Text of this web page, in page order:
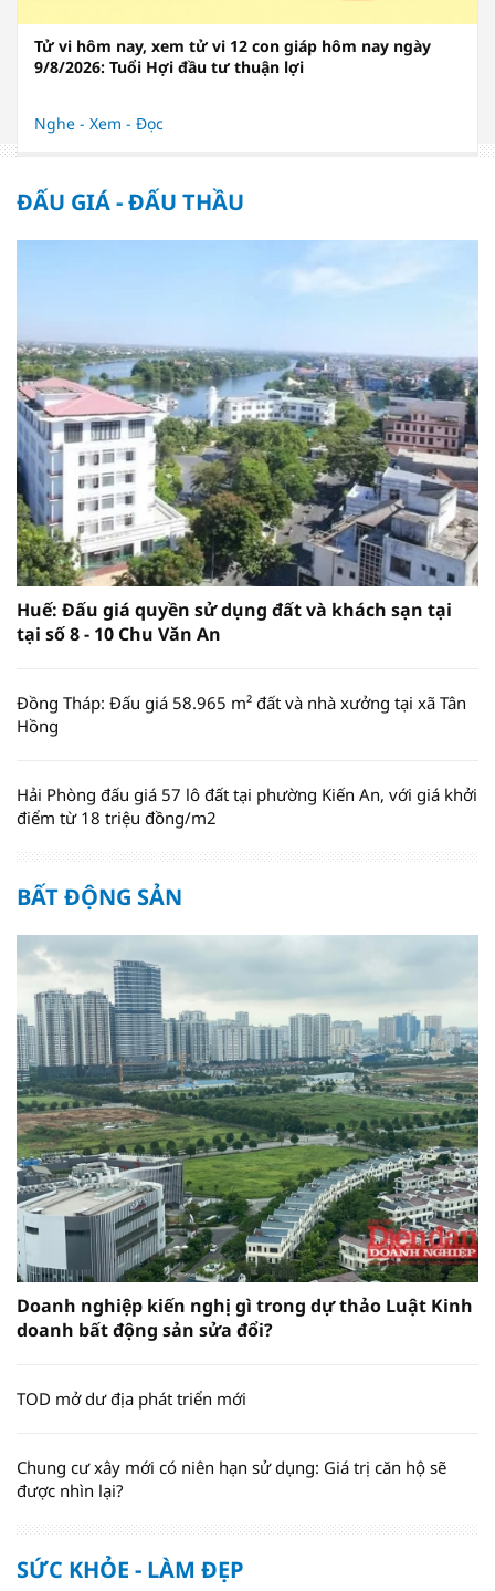
Tử vi hôm nay, xem tử vi 12 con giáp hôm nay ngày
9/8/2026: Tuổi Hợi đầu tư thuận lợi
Nghe - Xem - Đọc
ĐẤU GIÁ - ĐẤU THẦU
Huế: Đấu giá quyền sử dụng đất và khách sạn tại
tại số 8 - 10 Chu Văn An
Đồng Tháp: Đấu giá 58.965 m² đất và nhà xưởng tại xã Tân
Hồng
Hải Phòng đấu giá 57 lô đất tại phường Kiến An, với giá khởi
điểm từ 18 triệu đồng/m2
BẤT ĐỘNG SẢN
Doanh nghiệp kiến nghị gì trong dự thảo Luật Kinh
doanh bất động sản sửa đổi?
TOD mở dư địa phát triển mới
Chung cư xây mới có niên hạn sử dụng: Giá trị căn hộ sẽ
được nhìn lại?
SỨC KHỎE - LÀM ĐẸP